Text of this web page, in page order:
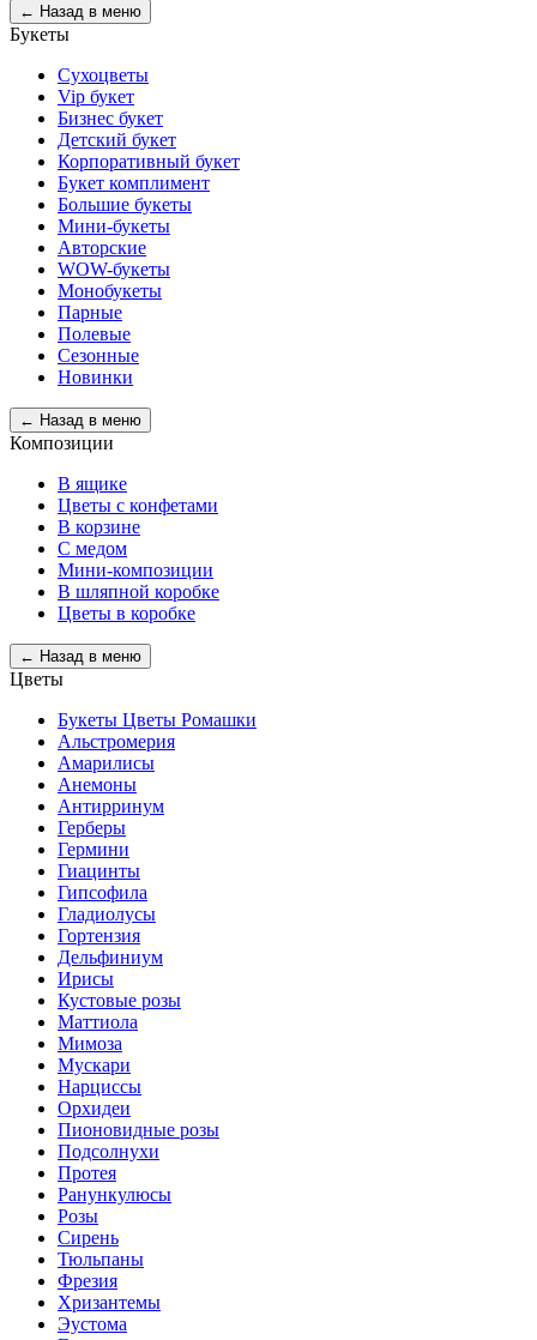
← Назад в меню
Букеты
Сухоцветы
Vip букет
Бизнес букет
Детский букет
Корпоративный букет
Букет комплимент
Большие букеты
Мини-букеты
Авторские
WOW-букеты
Монобукеты
Парные
Полевые
Сезонные
Новинки
← Назад в меню
Композиции
В ящике
Цветы с конфетами
В корзине
С медом
Мини-композиции
В шляпной коробке
Цветы в коробке
← Назад в меню
Цветы
Букеты Цветы Ромашки
Альстромерия
Амарилисы
Анемоны
Антирринум
Герберы
Гермини
Гиацинты
Гипсофила
Гладиолусы
Гортензия
Дельфиниум
Ирисы
Кустовые розы
Маттиола
Мимоза
Мускари
Нарциссы
Орхидеи
Пионовидные розы
Подсолнухи
Протея
Ранункулюсы
Розы
Сирень
Тюльпаны
Фрезия
Хризантемы
Эустома